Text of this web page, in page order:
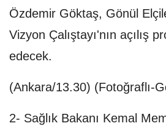
Özdemir Göktaş, Gönül
Vizyon Çalıştayı'nın açılış
edecek.
(Ankara/13.30) (Fotoğraflı-
2- Sağlık Bakanı Kemal